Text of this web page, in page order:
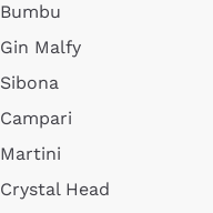
Bumbu
Gin Malfy
Sibona
Campari
Martini
Crystal Head